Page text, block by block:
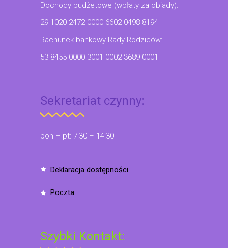
Dochody budżetowe (wpłaty za obiady):
29 1020 2472 0000 6602 0498 8194
Rachunek bankowy Rady Rodziców:
53 8455 0000 3001 0002 3689 0001
Sekretariat czynny:
pon – pt: 7:30 – 14:30
deklaracja dostępności
poczta
Szybki Kontakt: